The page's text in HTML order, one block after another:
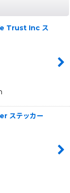
Trust Inc ス
ステッカー